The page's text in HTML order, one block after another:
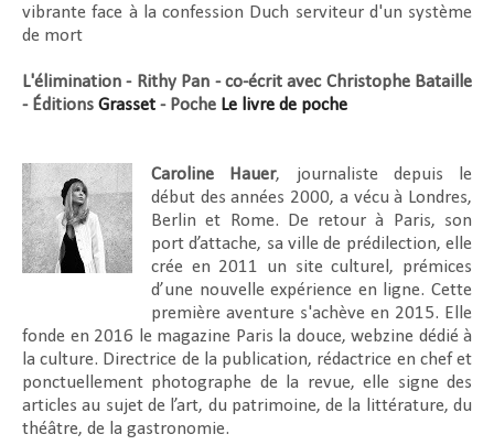
vibrante face à la confession Duch serviteur d'un système
de mort
L'élimination - Rithy Pan - co-écrit avec Christophe Bataille
- Éditions Grasset - Poche Le livre de poche
Caroline Hauer, journaliste depuis le
début des années 2000, a vécu à Londres,
Berlin et Rome. De retour à Paris, son
port d’attache, sa ville de prédilection, elle
crée en 2011 un site culturel, prémices
d’une nouvelle expérience en ligne. Cette
première aventure s'achève en 2015. Elle
fonde en 2016 le magazine Paris la douce, webzine dédié à
la culture. Directrice de la publication, rédactrice en chef et
ponctuellement photographe de la revue, elle signe des
articles au sujet de l’art, du patrimoine, de la littérature, du
théâtre, de la gastronomie.